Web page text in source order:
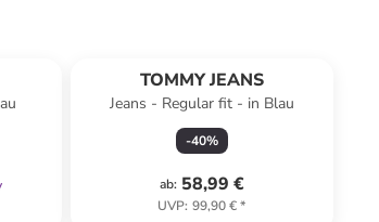
TOMMY JEANS
Jeans - Regular fit - in Blau
-40%
ab: 58,99 €
UVP: 99,90 €*